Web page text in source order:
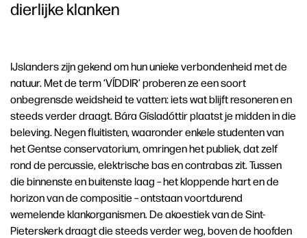
dierlijke klanken
IJslanders zijn gekend om hun unieke verbondenheid met de
natuur. Met de term ‘VÍDDIR’ proberen ze een soort
onbegrensde weidsheid te vatten: iets wat blijft resoneren en
steeds verder draagt. Bára Gísladóttir plaatst je midden in die
beleving. Negen fluitisten, waaronder enkele studenten van
het Gentse conservatorium, omringen het publiek, dat zelf
rond de percussie, elektrische bas en contrabas zit. Tussen
die binnenste en buitenste laag – het kloppende hart en de
horizon van de compositie – ontstaan voortdurend
wemelende klankorganismen. De akoestiek van de Sint-
Pieterskerk draagt die steeds verder weg, boven de hoofden